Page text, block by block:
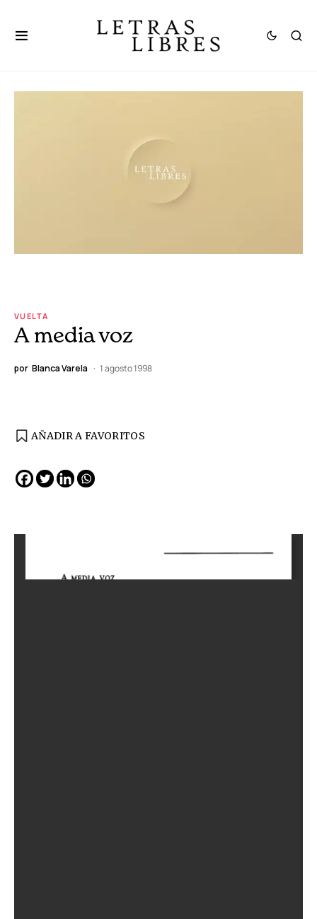
VUELTA
A media voz
por Blanca Varela 1 agosto 1998
AÑADIR A FAVORITOS